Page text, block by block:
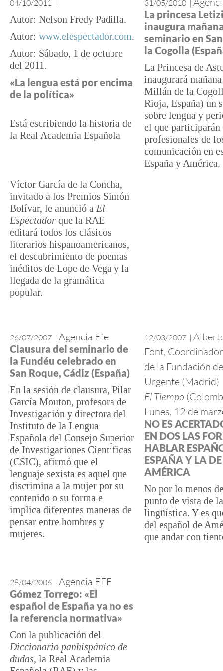
04/10/2011 |
Nelson Fredy Padilla
www.elespectador.com
Sábado, 1 de octubre
del 2011
«La lengua está por encima
de la política»
Está escribiendo la historia de
la Real Academia Española
Víctor García de la Concha,
invitado a los Premios Simón
Bolívar, le anunció a El
Espectador que la RAE
editará todos los clásicos
literarios hispanoamericanos,
el descubrimiento de poemas
inéditos de Lope de Vega y la
llegada de la gramática
popular.
31/05/2010 |
La princesa
inaugura
seminario en
la Cogolla
La Princesa de
inaugurará
Millán de la
Rioja, España) un
sobre lengua y
el que participarán
profesionales de
comunicación en
España y América.
26/07/2007 | Agencia Efe
Clausura del seminario de
la Fundéu celebrado en
San Roque, Cádiz (España)
En la sesión de clausura, Pilar
García Mouton, profesora de
Investigación y directora del
Instituto de la Lengua
Española del Consejo Superior
de Investigaciones Científicas
(CSIC), afirmó que el
lenguaje sexista es aquel que
discrimina a la mujer por su
contenido o su forma e
implica diferentes maneras de
pensar entre hombres y
mujeres.
12/03/2007 |
Font,
de la Fundación
Urgente (Madrid)
El Tiempo
Lunes, 12 de
NO ES
EN DOS LAS
HABLAR
ESPAÑA Y LA DE
AMÉRICA
No por lo menos
punto de vista de la
lingüística. Y es
del español de
que andar con
28/04/2006 | Agencia EFE
Gómez Torrego: «El
español de España ya no es
la referencia normativa»
Con la publicación del
Diccionario panhispánico de
dudas, la Real Academia